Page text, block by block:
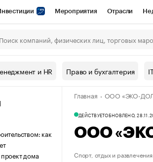
Мероприятия Отрасли
Конференции СПб Спецпроекты Проверка
Рынок наличной валюты
и HR Право и бухгалтерия
как
дома
Главная ООО «ЭКО-
ДЕЙСТВУЕТОБНОВЛЕНО,
ООО
Спорт, отдых и развлечения